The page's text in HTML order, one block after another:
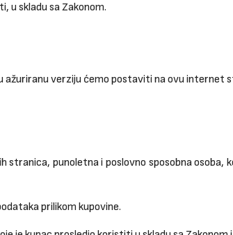
u skladu sa Zakonom.
verziju ćemo postaviti na ovu internet
punoletna i poslovno sposobna osoba,
prilikom kupovine.